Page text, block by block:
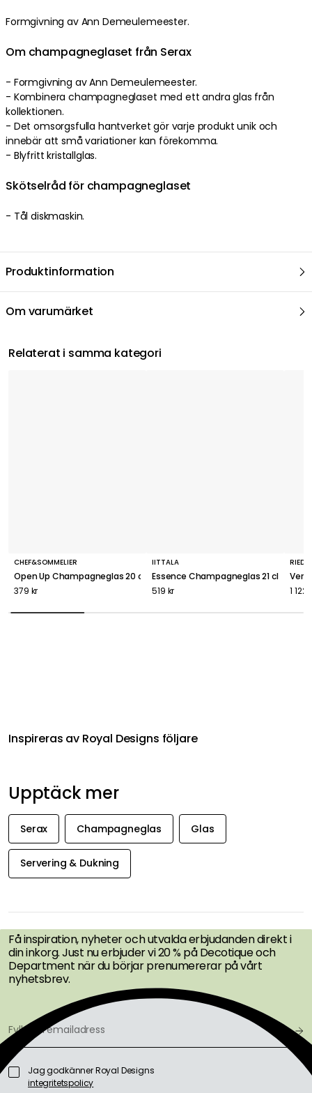
Formgivning av Ann Demeulemeester.
Om champagneglaset från Serax
- Formgivning av Ann Demeulemeester.
- Kombinera champagneglaset med ett andra glas från
kollektionen.
- Det omsorgsfulla hantverket gör varje produkt unik och
innebär att små variationer kan förekomma.
- Blyfritt kristallglas.
Skötselråd för champagneglaset
- Tål diskmaskin.
Produktinformation
Om varumärket
Relaterat i samma kategori
CHEF&SOMMELIER
Open Up Champagneglas 20 cl, 6-pack
379 kr
IITTALA
Essence Champagneglas 21 cl, 4-Pack
519 kr
RIEDEL
1 122
Inspireras av Royal Designs följare
Upptäck mer
Serax Champagneglas Glas
Servering & Dukning
FÅ INSPIRATION &
ERBJUDANDEN FÖRST
Få inspiration, nyheter och utvalda erbjudanden direkt i
din inkorg. Just nu erbjuder vi 20 % på Decotique och
Department när du börjar prenumererar på vårt
nyhetsbrev.
Jag godkänner Royal Designs
integritetspolicy